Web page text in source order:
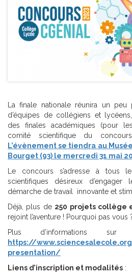
La finale nationale réunira un peu
d’équipes de collégiens et
des finales académiques (pour
comité scientifique du
L’évènement se tiendra au
Bourget (93) le mercredi 31 mai
Le concours s’adresse à tous
scientifiques désireux
démarche de travail innovante et
Déjà, plus de 250 projets collège
rejoint l’aventure ! Pourquoi pas vous
Plus d’informations
https://
presentation/
Liens d’inscription et modalités :